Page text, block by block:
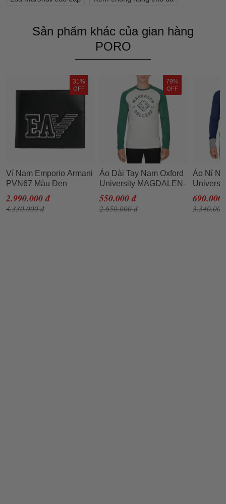
Sản phẩm khác của gian hàng
PORO
31%
OFF
Ví Nam Emporio Armani
PVN67 Màu Đen
2.990.000 đ
4.330.000 đ
79%
OFF
Áo Dài Tay Nam Oxford
University MAGDALEN-
RAGLAN-ML-GREEN
Màu Xanh Trắng Size M
550.000 đ
2.650.000 đ
Áo Nỉ
Xanh
690.000